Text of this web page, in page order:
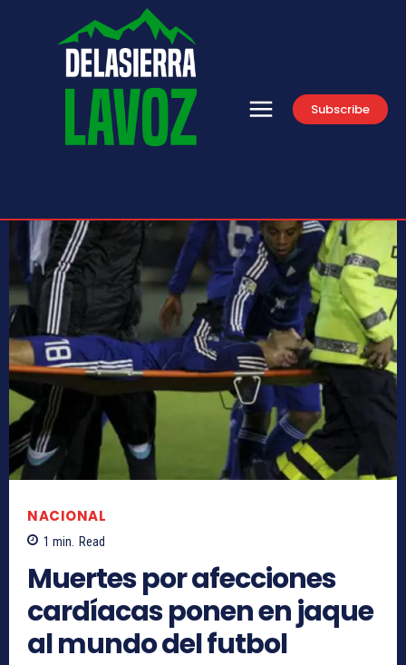
Subscribe
NACIONAL
1 min. Read
Muertes por afecciones
cardíacas ponen en jaque
al mundo del futbol